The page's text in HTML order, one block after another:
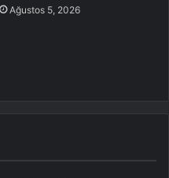
Ağustos 5, 2026